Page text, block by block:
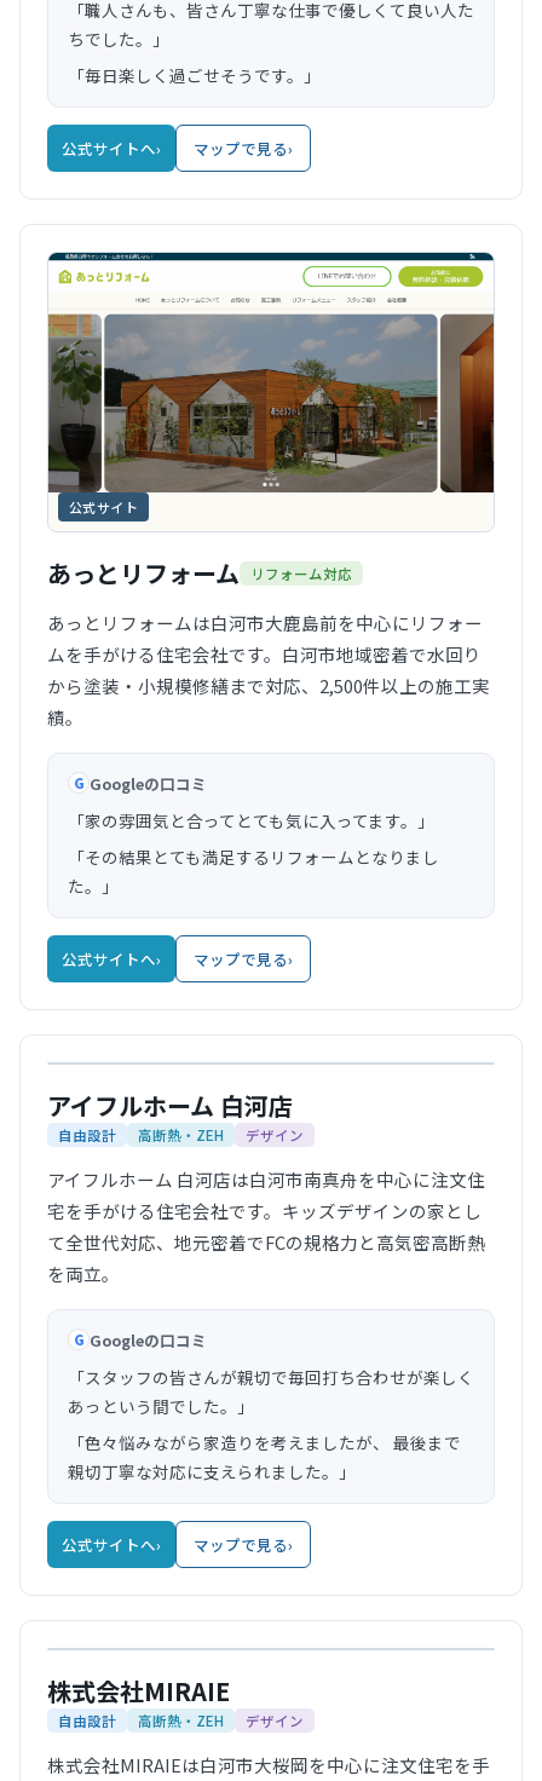
「職人さんも、皆さん丁寧な仕事で優しくて良い人た
ちでした。」
「毎日楽しく過ごせそうです。」
公式サイトへ› マップで見る›
公式サイト
あっとリフォーム リフォーム対応
あっとリフォームは白河市大鹿島前を中心にリフォー
ムを手がける住宅会社です。白河市地域密着で水回り
から塗装・小規模修繕まで対応、2,500件以上の施工実
績。
G Googleの口コミ
「家の雰囲気と合ってとても気に入ってます。」
「その結果とても満足するリフォームとなりまし
た。」
公式サイトへ› マップで見る›
公式サイト
アイフルホーム 白河店
自由設計 高断熱・ZEH デザイン
アイフルホーム 白河店は白河市南真舟を中心に注文住
宅を手がける住宅会社です。キッズデザインの家とし
て全世代対応、地元密着でFCの規格力と高気密高断熱
を両立。
G Googleの口コミ
「スタッフの皆さんが親切で毎回打ち合わせが楽しく
あっという間でした。」
「色々悩みながら家造りを考えましたが、 最後まで
親切丁寧な対応に支えられました。」
公式サイトへ› マップで見る›
公式サイト
株式会社MIRAIE
自由設計 高断熱・ZEH デザイン
株式会社MIRAIEは白河市大桜岡を中心に注文住宅を手